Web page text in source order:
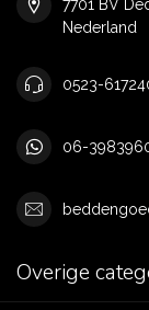
7701 BV
Nederland
0523-
06-
Overige